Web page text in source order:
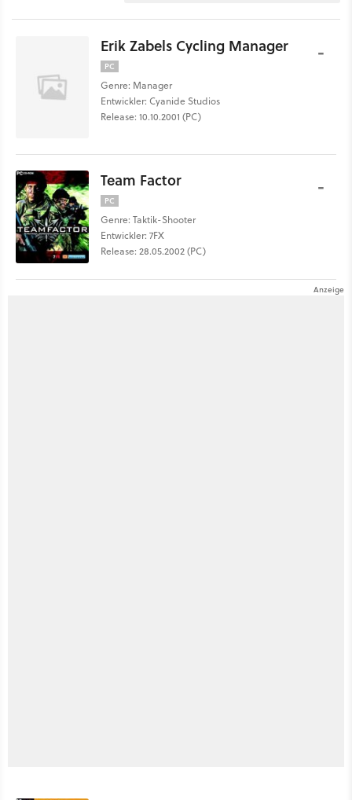
Erik Zabels Cycling Manager
PC
Genre: Manager
Entwickler: Cyanide Studios
Release: 10.10.2001 (PC)
-
Team Factor
PC
Genre: Taktik-Shooter
Entwickler: 7FX
Release: 28.05.2002 (PC)
-